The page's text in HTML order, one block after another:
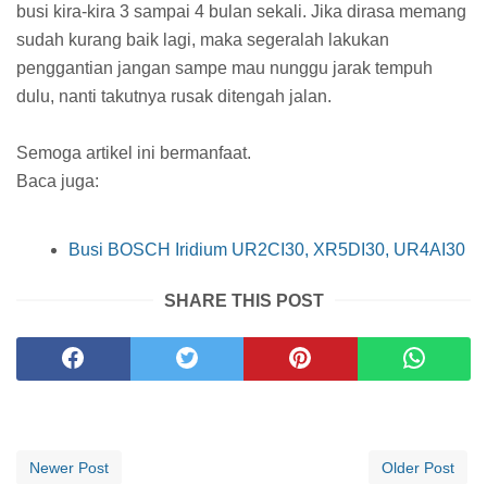
busi kira-kira 3 sampai 4 bulan sekali. Jika dirasa memang
sudah kurang baik lagi, maka segeralah lakukan
penggantian jangan sampe mau nunggu jarak tempuh
dulu, nanti takutnya rusak ditengah jalan.
Semoga artikel ini bermanfaat.
Baca juga:
Busi BOSCH Iridium UR2CI30, XR5DI30, UR4AI30
SHARE THIS POST
Newer Post Older Post